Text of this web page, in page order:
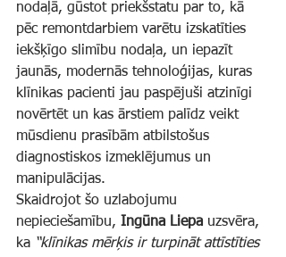
nodaļā, gūstot priekšstatu par to, kā
pēc remontdarbiem varētu izskatīties
iekšķīgo slimību nodaļa, un iepazīt
jaunās, modernās tehnoloģijas, kuras
klīnikas pacienti jau paspējuši atzinīgi
novērtēt un kas ārstiem palīdz veikt
mūsdienu prasībām atbilstošus
diagnostiskos izmeklējumus un
manipulācijas.
Skaidrojot šo uzlabojumu
nepieciešamību, Ingūna Liepa uzsvēra,
ka “klīnikas mērķis ir turpināt attīstīties